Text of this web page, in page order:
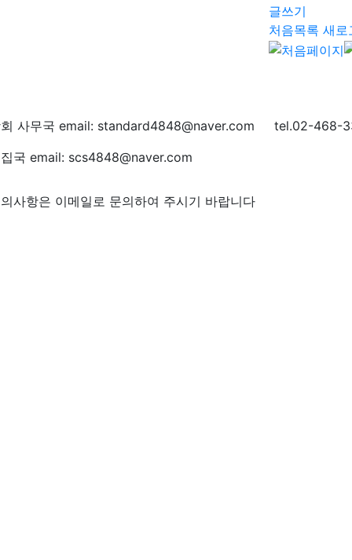
글쓰기
처음목록 새로
사무국 email: standard4848@naver.com tel.02-468-
국 email: scs4848@naver.com
사항은 이메일로 문의하여 주시기 바랍니다